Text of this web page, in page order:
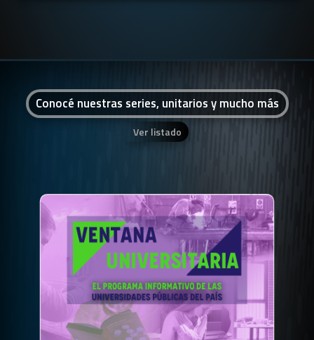
Conocé nuestras series, unitarios y mucho más
Ver listado